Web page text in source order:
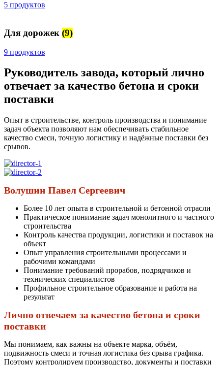
5 продуктов
Для дорожек (9)
9 продуктов
Руководитель завода, который лично
отвечает за качество бетона и сроки
поставки
Опыт в строительстве, контроль производства и понимание
задач объекта позволяют нам обеспечивать стабильное
качество смеси, точную логистику и надёжные поставки без
срывов.
Волушин Павел Сергеевич
Более 10 лет опыта в строительной и бетонной отрасли
Практическое понимание задач монолитного и частного
строительства
Контроль качества продукции, логистики и поставок на
объект
Опыт управления строительными процессами и
рабочими командами
Понимание требований прорабов, подрядчиков и
технических специалистов
Профильное строительное образование и работа на
результат
Лично отвечаем за качество бетона и сроки
поставки
Мы понимаем, как важны на объекте марка, объём,
подвижность смеси и точная логистика без срыва графика.
Поэтому контролируем производство, документы и поставки